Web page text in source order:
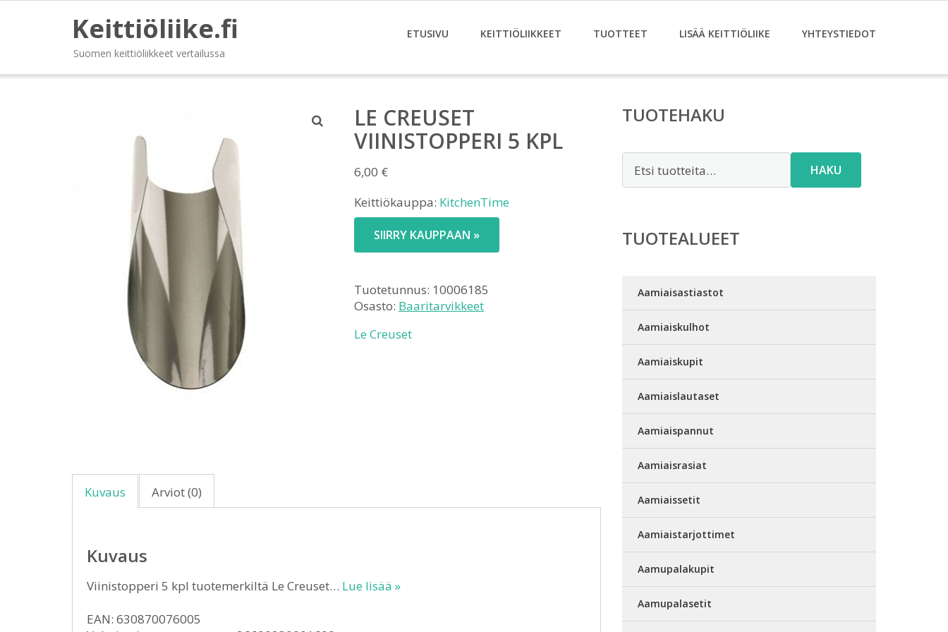
Keittiöliike.fi
Suomen keittiöliikkeet vertailussa
ETUSIVU KEITTIÖLIIKKEET TUOTTEET LISÄÄ KEITTIÖLIIKE YHTEYSTIEDOT
LE CREUSET
VIINISTOPPERI 5 KPL
6,00 €
Keittiökauppa: KitchenTime
SIIRRY KAUPPAAN »
Tuotetunnus: 10006185
Osasto: Baaritarvikkeet
Le Creuset
Kuvaus Arviot (0)
Kuvaus
Viinistopperi 5 kpl tuotemerkiltä Le Creuset… Lue lisää »
EAN: 630870076005
TUOTEHAKU
HAKU
TUOTEALUEET
Aamiaisastiastot
Aamiaiskulhot
Aamiaiskupit
Aamiaislautaset
Aamiaispannut
Aamiaisrasiat
Aamiaissetit
Aamiaistarjottimet
Aamupalakupit
Aamupalasetit